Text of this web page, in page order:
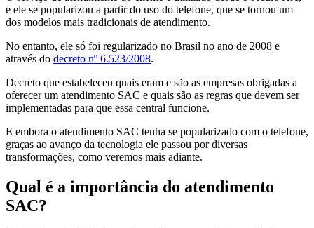
e ele se popularizou a partir do uso do telefone, que se tornou um
dos modelos mais tradicionais de atendimento.
No entanto, ele só foi regularizado no Brasil no ano de 2008 e
através do decreto nº 6.523/2008.
Decreto que estabeleceu quais eram e são as empresas obrigadas a
oferecer um atendimento SAC e quais são as regras que devem ser
implementadas para que essa central funcione.
E embora o atendimento SAC tenha se popularizado com o telefone,
graças ao avanço da tecnologia ele passou por diversas
transformações, como veremos mais adiante.
Qual é a importância do atendimento
SAC?